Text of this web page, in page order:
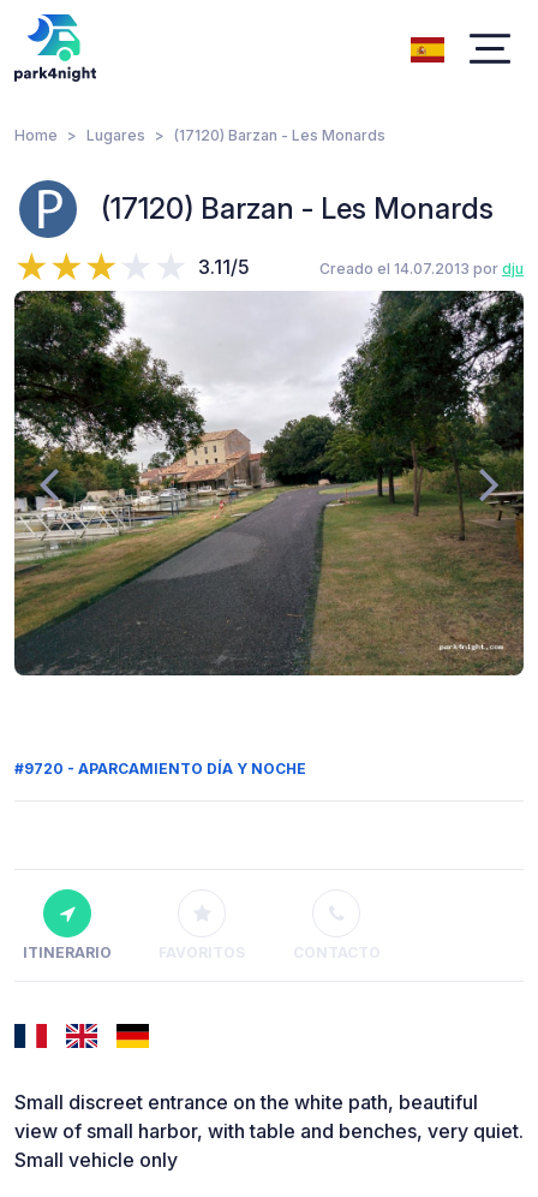
Home Lugares (17120) Barzan - Les Monards
(17120) Barzan - Les Monards
3.11/5 Creado el 14.07.2013 por dju
#9720 - APARCAMIENTO DÍA Y NOCHE
ITINERARIO FAVORITOS CONTACTO
Small discreet entrance on the white path, beautiful
view of small harbor, with table and benches, very quiet.
Small vehicle only